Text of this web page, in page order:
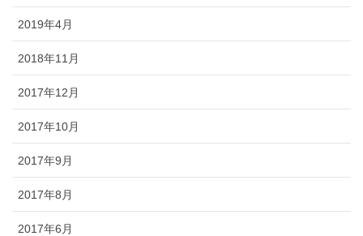
2019年4月
2018年11月
2017年12月
2017年10月
2017年9月
2017年8月
2017年6月